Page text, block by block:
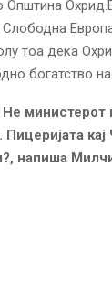
Општина
тоа дека
богатство
напиша